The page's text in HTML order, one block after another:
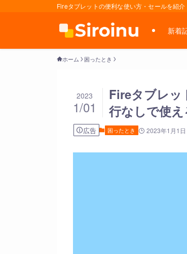
Fireタブレットの便利な使い方・セールを紹介
新着
ホーム 困ったとき
Fireタブレッ
行なしで使え
2023
1/01
広告 困ったとき 2023年1月1日